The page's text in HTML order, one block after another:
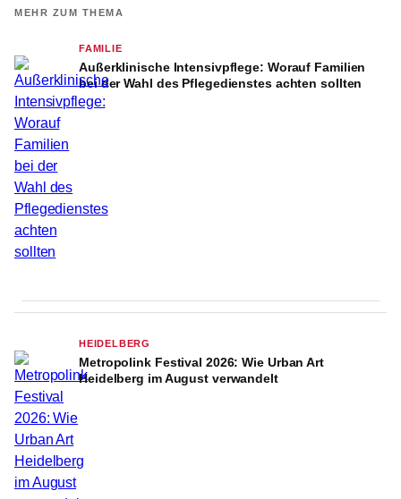
MEHR ZUM THEMA
FAMILIE
Außerklinische Intensivpflege: Worauf Familien
bei der Wahl des Pflegedienstes achten sollten
HEIDELBERG
Metropolink Festival 2026: Wie Urban Art
Heidelberg im August verwandelt